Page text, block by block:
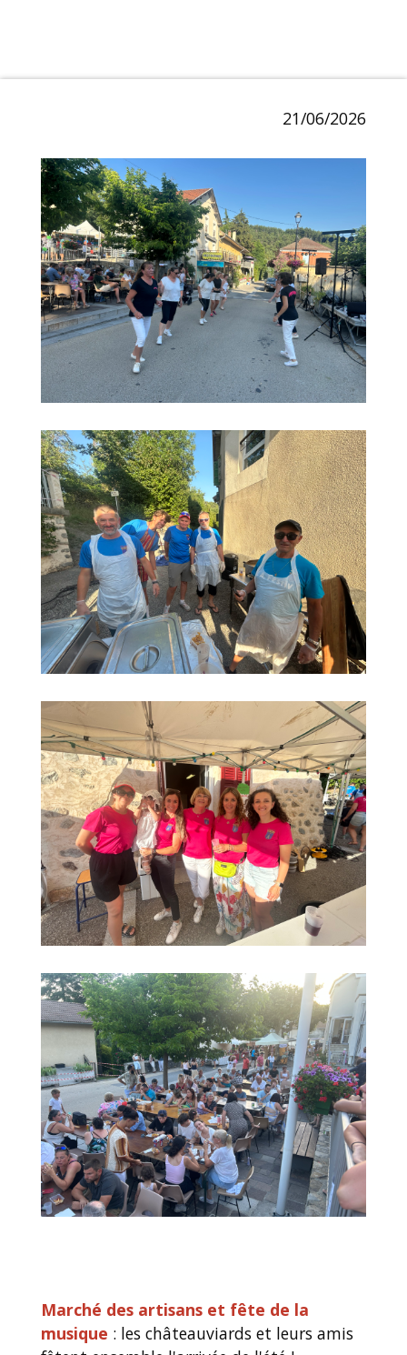
21/06/2026
Marché des artisans et fête de la
musique : les châteauviards et leurs amis